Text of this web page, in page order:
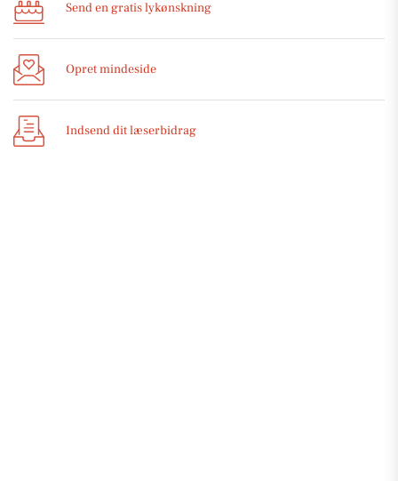
Send en gratis lykønskning
Opret mindeside
Indsend dit læserbidrag